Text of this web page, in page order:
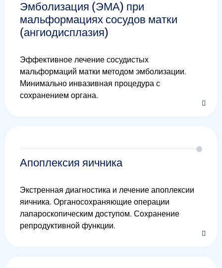
Эмболизация (ЭМА) при
мальформациях сосудов матки
(ангиодисплазия)
Эффективное лечение сосудистых
мальформаций матки методом эмболизации.
Минимально инвазивная процедура с
сохранением органа.
Апоплексия яичника
Экстренная диагностика и лечение апоплексии
яичника. Органосохраняющие операции
лапароскопическим доступом. Сохранение
репродуктивной функции.